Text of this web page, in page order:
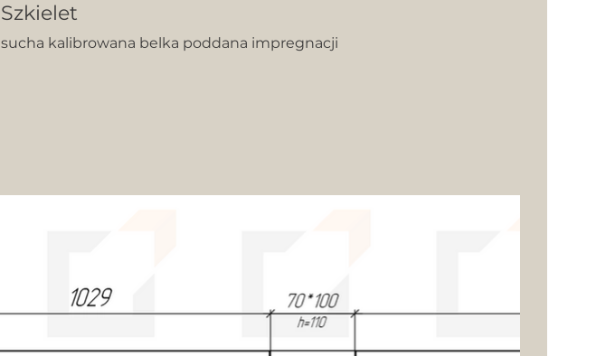
Szkielet
sucha kalibrowana belka poddana impregnacji